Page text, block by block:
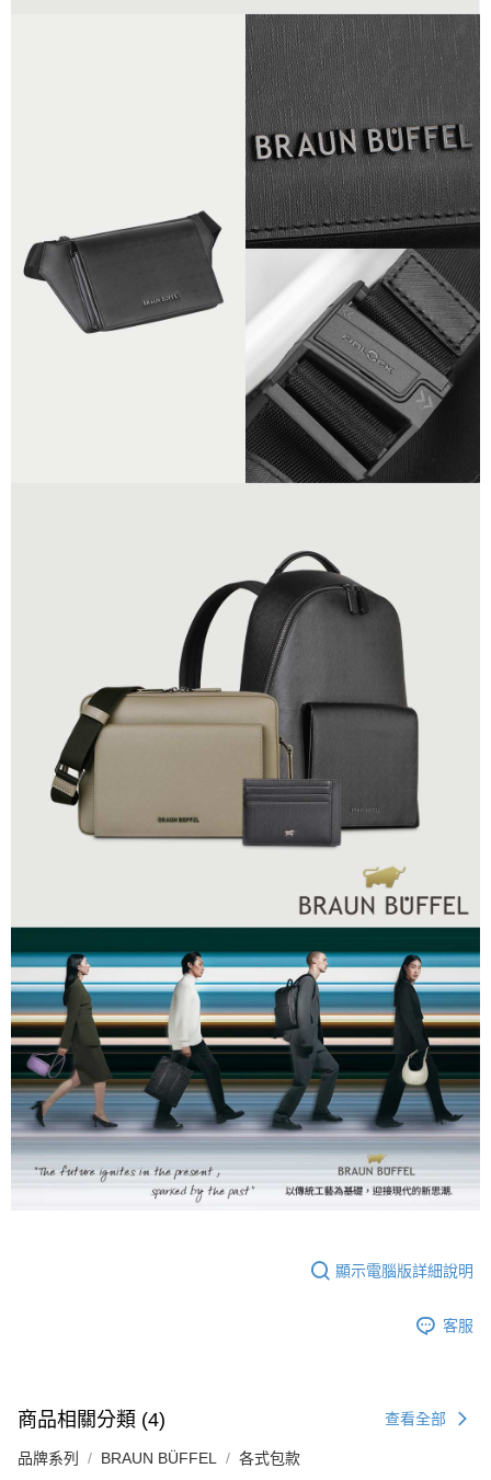
顯示電腦版詳細說明
客服
商品相關分類 (4) 查看全部
品牌系列 BRAUN BÜFFEL 各式包款